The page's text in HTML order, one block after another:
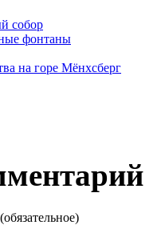
собор
фонтаны
на горе Мёнхсберг